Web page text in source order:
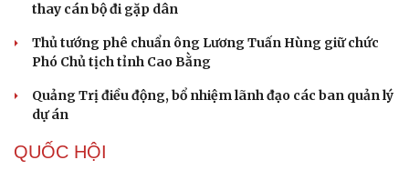
thay cán bộ đi gặp dân
Thủ tướng phê chuẩn ông Lương Tuấn Hùng giữ chức
Phó Chủ tịch tỉnh Cao Bằng
Quảng Trị điều động, bổ nhiệm lãnh đạo các ban quản lý
dự án
QUỐC HỘI